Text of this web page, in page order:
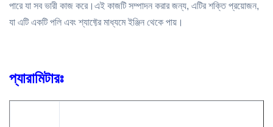
পারে যা সব ভারী কাজ করে।এই কাজটি সম্পাদন করার জন্য, এটির শক্তি প্রয়োজন,
যা এটি একটি পলি এবং শ্যাফ্টের মাধ্যমে ইঞ্জিন থেকে পায়।
প্যারামিটারঃ